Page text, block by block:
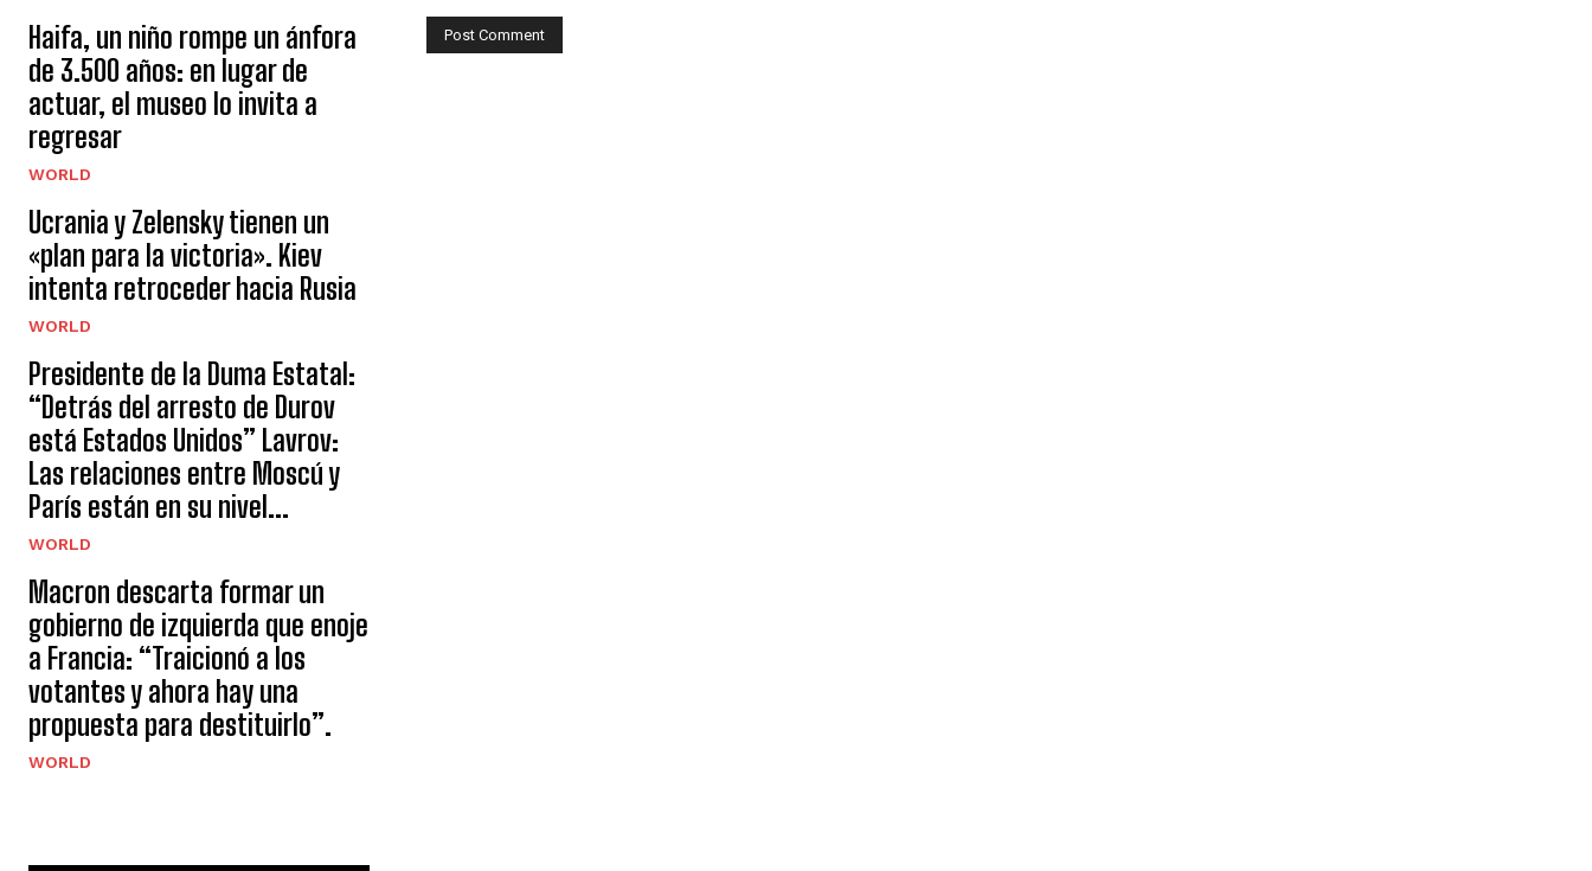
Haifa, un niño rompe un ánfora
de 3.500 años: en lugar de
actuar, el museo lo invita a
regresar
WORLD
Ucrania y Zelensky tienen un
«plan para la victoria». Kiev
intenta retroceder hacia Rusia
WORLD
Presidente de la Duma Estatal:
“Detrás del arresto de Durov
está Estados Unidos” Lavrov:
Las relaciones entre Moscú y
París están en su nivel...
WORLD
Macron descarta formar un
gobierno de izquierda que enoje
a Francia: “Traicionó a los
votantes y ahora hay una
propuesta para destituirlo”.
WORLD